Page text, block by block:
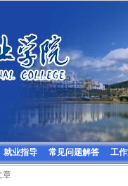
就业指导 常见问题解答 工
章